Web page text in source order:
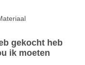
gekocht heb
ik moeten